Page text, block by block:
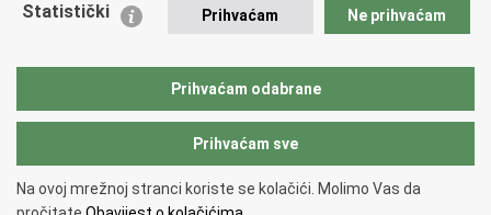
Zaklada policijske solidarnosti
Vučetić"
Copyright © 2026 Policijska uprava brodsko-posavska.
Statistički Prihvaćam Ne prihvaćam
Prihvaćam odabrane
Prihvaćam sve
Na ovoj mrežnoj stranci koriste se kolačići. Molimo Vas da